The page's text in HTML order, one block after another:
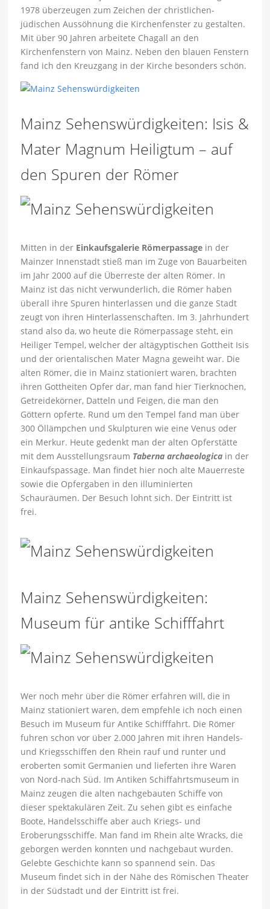
1978 überzeugen zum Zeichen der christlichen-
jüdischen Aussöhnung die Kirchenfenster zu gestalten.
Mit über 90 Jahren arbeitete Chagall an den
Kirchenfenstern von Mainz. Neben den blauen Fenstern
fand ich den Kreuzgang in der Kirche besonders schön.
Mainz Sehenswürdigkeiten: Isis &
Mater Magnum Heiligtum – auf
den Spuren der Römer
Mitten in der Einkaufsgalerie Römerpassage in der
Mainzer Innenstadt stieß man im Zuge von Bauarbeiten
im Jahr 2000 auf die Überreste der alten Römer. In
Mainz ist das nicht verwunderlich, die Römer haben
überall ihre Spuren hinterlassen und die ganze Stadt
zeugt von ihren Hinterlassenschaften. Im 3. Jahrhundert
stand also da, wo heute die Römerpassage steht, ein
Heiliger Tempel, welcher der altägyptischen Gottheit Isis
und der orientalischen Mater Magna geweiht war. Die
alten Römer, die in Mainz stationiert waren, brachten
ihren Gottheiten Opfer dar, man fand hier Tierknochen,
Getreidekörner, Datteln und Feigen, die man den
Göttern opferte. Rund um den Tempel fand man über
300 Öllämpchen und Skulpturen wie eine Venus oder
ein Merkur. Heute gedenkt man der alten Opferstätte
mit dem Ausstellungsraum Taberna archaeologica in der
Einkaufspassage. Man findet hier noch alte Mauerreste
sowie die Opfergaben in den illuminierten
Schauräumen. Der Besuch lohnt sich. Der Eintritt ist
frei.
Mainz Sehenswürdigkeiten:
Museum für antike Schifffahrt
Wer noch mehr über die Römer erfahren will, die in
Mainz stationiert waren, dem empfehle ich noch einen
Besuch im Museum für Antike Schifffahrt. Die Römer
fuhren schon vor über 2.000 Jahren mit ihren Handels-
und Kriegsschiffen den Rhein rauf und runter und
eroberten somit Germanien und lieferten ihre Waren
von Nord-nach Süd. Im Antiken Schiffahrtsmuseum in
Mainz zeugen die alten nachgebauten Schiffe von
dieser spektakulären Zeit. Zu sehen gibt es einfache
Boote, Handelsschiffe aber auch Kriegs- und
Eroberungsschiffe. Man fand im Rhein alte Wracks, die
geborgen werden konnten und nachgebaut wurden.
Gelebte Geschichte kann so spannend sein. Das
Museum findet sich in der Nähe des Römischen Theater
in der Südstadt und der Eintritt ist frei.